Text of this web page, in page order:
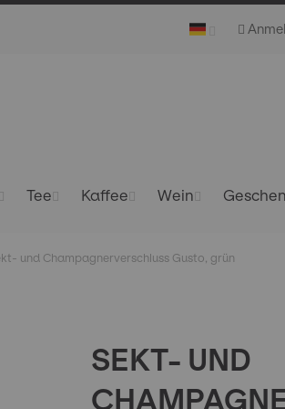
Tee Kaffee Wein
und Champagnerverschluss Gusto, grün
SEKT- UND